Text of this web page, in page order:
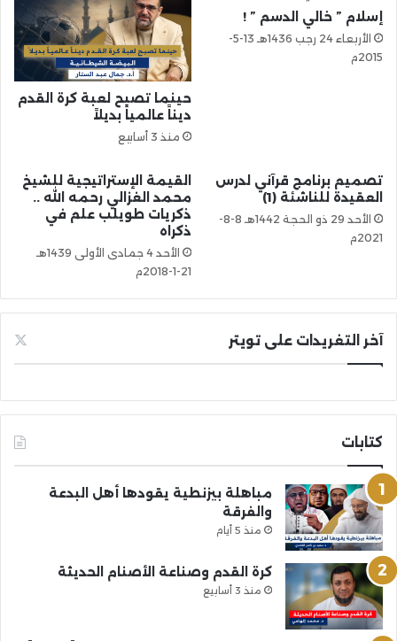
إسلام ” خالي الدسم ” !
الأربعاء 24 رجب 1436هـ 13-5-
2015م
حينما تصبح لعبة كرة القدم
ديناً عالمياً بديلاً
منذ 3 أسابيع
تصميم برنامج قرآني لدرس
العقيدة للناشئة (1)
الأحد 29 ذو الحجة 1442هـ 8-8-
2021م
القيمة الإستراتيجية للشيخ
محمد الغزالي رحمه الله ..
ذكريات طويلب علم في
ذكراه
الأحد 4 جمادى الأولى 1439هـ
21-1-2018م
آخر التغريدات على تويتر
كتابات
مباهلة بيزنطية يقودها أهل البدعة
والفرقة
منذ 5 أيام
كرة القدم وصناعة الأصنام الحديثة
منذ 3 أسابيع